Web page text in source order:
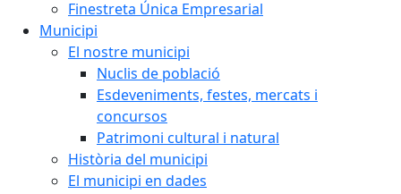
Finestreta Única Empresarial
Municipi
El nostre municipi
Nuclis de població
Esdeveniments, festes, mercats i
concursos
Patrimoni cultural i natural
Història del municipi
El municipi en dades